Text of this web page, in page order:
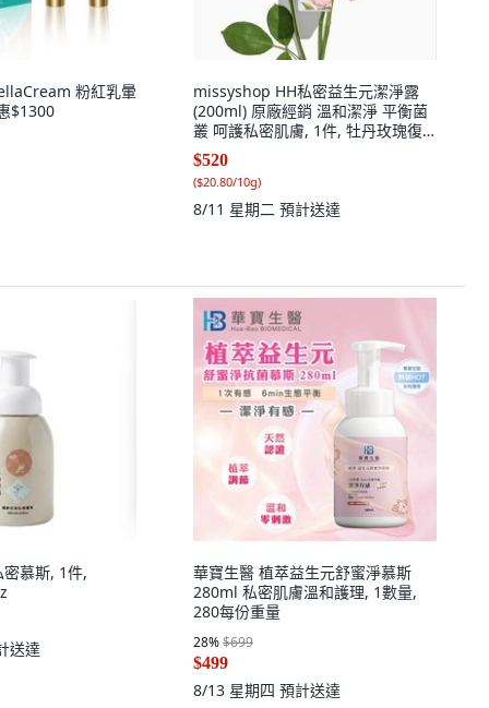
粉紅乳暈
$1300
missyshop HH私密益生元潔淨露
(200ml) 原廠經銷 溫和潔淨 平衡菌
叢 呵護私密肌膚, 1件, 牡丹玫瑰復
活草滋潤, 250g
$520
($20.80/10g)
8/11 星期二 預計送達
慕斯, 1件,
送達
華寶生醫 植萃益生元舒蜜淨慕斯
280ml 私密肌膚溫和護理, 1數量,
280每份重量
28%$699
$499
8/13 星期四 預計送達